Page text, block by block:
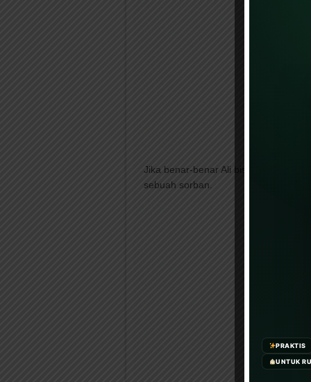
Jika benar-benar Ali bisa shalat
sebuah sorban.
PRAKTIS
UNTUK